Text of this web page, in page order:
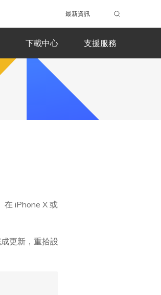
最新資訊
下載中心 支援服務
在 iPhone X 或
更新，重拾設